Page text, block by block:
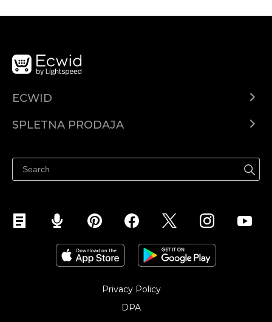
ECWID
SPLETNA PRODAJA
Prodaja na Instagramu
Privacy Policy
DPA